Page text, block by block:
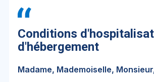
Conditions
d'hébergement
Madame, Mademoiselle,